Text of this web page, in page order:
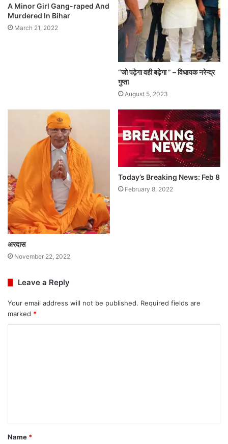
A Minor Girl Gang-raped And
Murdered In Bihar
March 21, 2022
“जो पढ़ेगा वही बढ़ेगा ” – विधायक नरेन्द्र
गुप्ता
August 5, 2023
अरदास
November 22, 2022
Today’s Breaking News: Feb 8
February 8, 2022
Leave a Reply
Your email address will not be published. Required fields are
marked *
t
*
Name *